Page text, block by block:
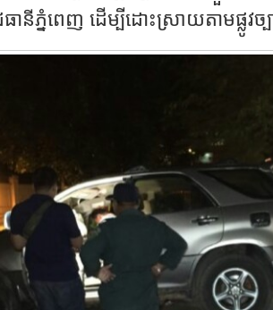
ានីភ្នំពេញ ដើម្បីដោះស្រាយតាមផ្លូវច្